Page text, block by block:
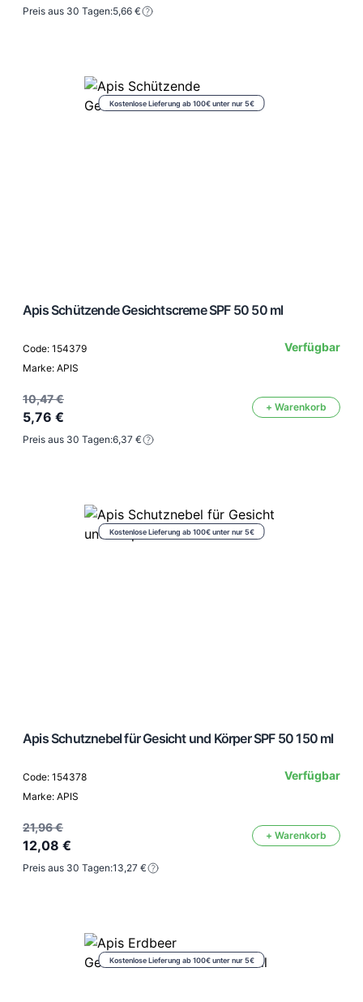
Preis aus 30 Tagen:5,66 €
Kostenlose Lieferung ab 100€ unter nur 5€
Apis Schützende Gesichtscreme SPF 50 50 ml
Code: 154379
Marke: APIS
Verfügbar
10,47 €
5,76 €
+ Warenkorb
Preis aus 30 Tagen:6,37 €
Kostenlose Lieferung ab 100€ unter nur 5€
Apis Schutznebel für Gesicht und Körper SPF 50 150 ml
Code: 154378
Marke: APIS
Verfügbar
21,96 €
12,08 €
+ Warenkorb
Preis aus 30 Tagen:13,27 €
Kostenlose Lieferung ab 100€ unter nur 5€